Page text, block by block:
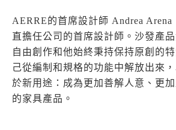
AERRE的首席設計師 Andrea Arena
直擔任公司的首席設計師。沙發產
自由創作和他始終秉持保持原創的
己從編制和規格的功能中解放出來
於新用途：成為更加善解人意、更
的家具產品。